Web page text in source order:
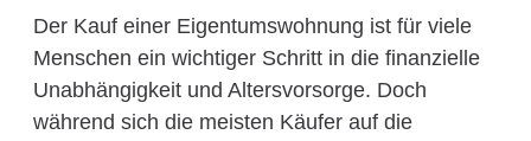
Der Kauf einer Eigentumswohnung ist für viele
Menschen ein wichtiger Schritt in die finanzielle
Unabhängigkeit und Altersvorsorge. Doch
während sich die meisten Käufer auf die